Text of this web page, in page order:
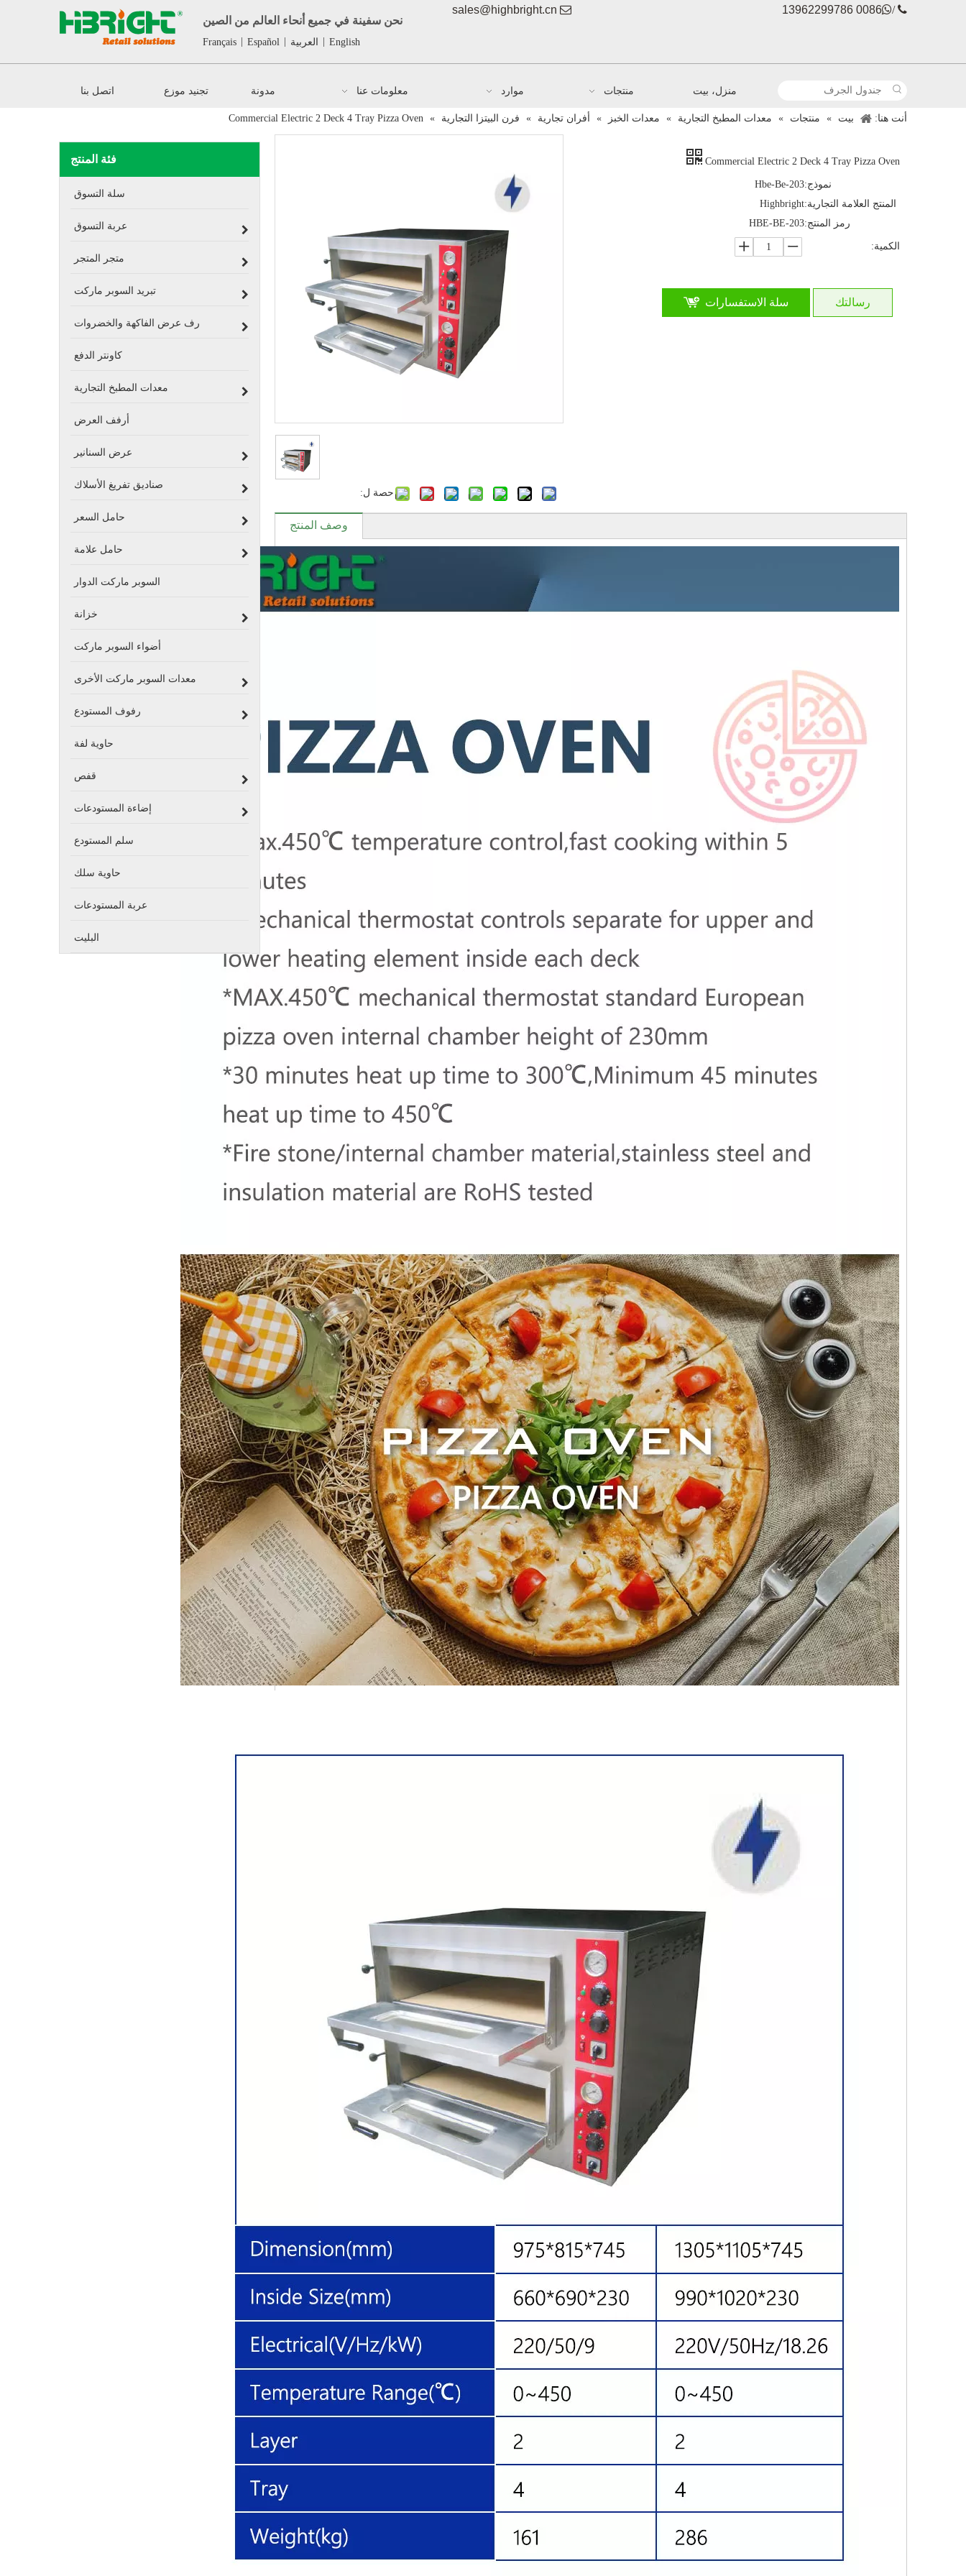
نحن سفينة في جميع أنحاء العالم من الصين
English
| العربية |
Español
|
Français
 /

0086 13962299786

sales@highbright.cn
منزل، بيت منتجات موارد معلومات عنا مدونة تجنيد موزع اتصل بنا
أنت هنا: بيت » منتجات » معدات المطبخ التجارية » معدات الخبز » أفران تجارية » فرن البيتزا التجارية »
Commercial Electric 2 Deck 4 Tray Pizza Oven
فئة المنتج
سلة التسوق
عربة التسوق
متجر المتجر
تبريد السوبر ماركت
رف عرض الفاكهة والخضروات
كاونتر الدفع
معدات المطبخ التجارية
أرفف العرض
عرض السنانير
صناديق تفريغ الأسلاك
حامل السعر
حامل علامة
السوبر ماركت الدوار
خزانة
أضواء السوبر ماركت
معدات السوبر ماركت الأخرى
رفوف المستودع
حاوية لفة
قفص
إضاءة المستودعات
سلم المستودع
حاوية سلك
عربة المستودعات
البليت
حصة ل:
Commercial Electric 2 Deck 4 Tray Pizza Oven
نموذج:Hbe-Be-203
المنتج العلامة التجارية:Highbright
رمز المنتج:HBE-BE-203
الكمية:
رسالتك سلة الاستفسارات
وصف المنتج